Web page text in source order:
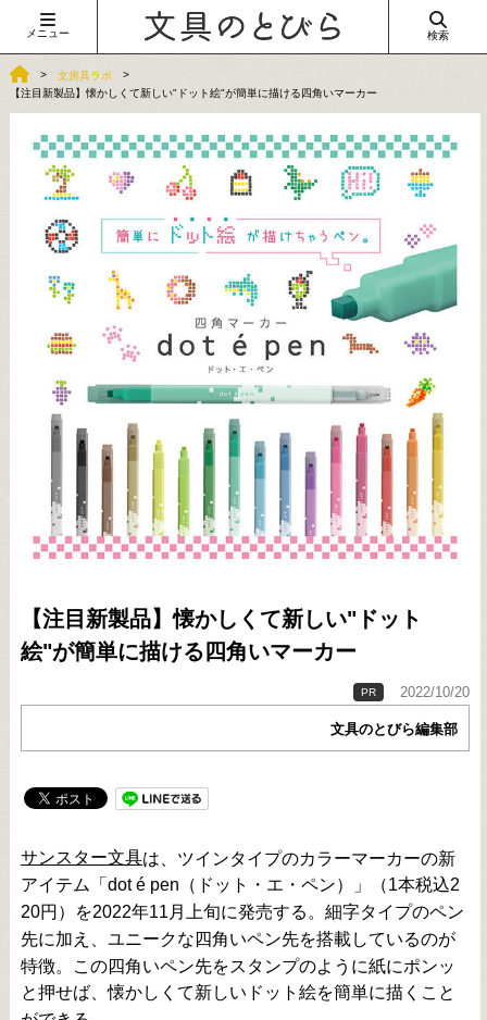
メニュー 検索
文房具ラボ
【注目新製品】懐かしくて新しい"ドット絵"が簡単に描ける四角いマーカー
【注目新製品】懐かしくて新しい"ドット
絵"が簡単に描ける四角いマーカー
PR 2022/10/20
文具のとびら編集部
サンスター文具は、ツインタイプのカラーマーカーの新
アイテム「dot é pen（ドット・エ・ペン）」（1本税込2
20円）を2022年11月上旬に発売する。細字タイプのペン
先に加え、ユニークな四角いペン先を搭載しているのが
特徴。この四角いペン先をスタンプのように紙にポンッ
と押せば、懐かしくて新しいドット絵を簡単に描くこと